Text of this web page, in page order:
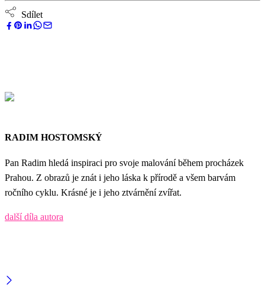
Sdílet
RADIM HOSTOMSKÝ
Pan Radim hledá inspiraci pro svoje malování během procházek
Prahou. Z obrazů je znát i jeho láska k přírodě a všem barvám
ročního cyklu. Krásné je i jeho ztvárnění zvířat.
další díla autora